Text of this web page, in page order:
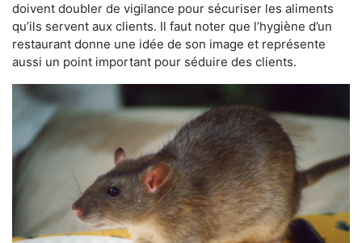
doivent doubler de vigilance pour sécuriser les aliments
qu’ils servent aux clients. Il faut noter que l’hygiène d’un
restaurant donne une idée de son image et représente
aussi un point important pour séduire des clients.